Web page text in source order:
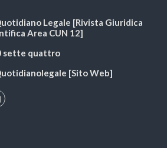
Legale [Rivista Giuridica
Area CUN 12]
sette quattro
[Sito Web]